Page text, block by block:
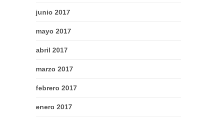
junio 2017
mayo 2017
abril 2017
marzo 2017
febrero 2017
enero 2017